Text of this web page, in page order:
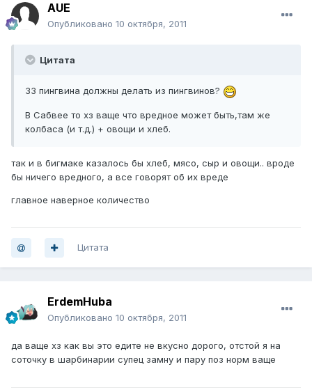
AUE
Опубликовано 10 октября, 2011
Цитата
33 пингвина должны делать из пингвинов?
В Сабвее то хз ваще что вредное может быть,там же
колбаса (и т.д.) + овощи и хлеб.
так и в бигмаке казалось бы хлеб, мясо, сыр и овощи.. вроде
бы ничего вредного, а все говорят об их вреде
главное наверное количество
Цитата
ErdemHuba
Опубликовано 10 октября, 2011
да ваще хз как вы это едите не вкусно дорого, отстой я на
соточку в шарбинарии супец замну и пару поз норм ваще